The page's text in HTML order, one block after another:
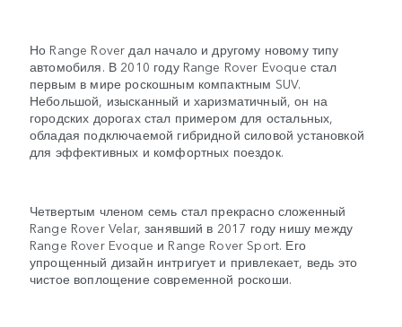
Но Range Rover дал начало и другому новому типу
автомобиля. В 2010 году Range Rover Evoque стал
первым в мире роскошным компактным SUV.
Небольшой, изысканный и харизматичный, он на
городских дорогах стал примером для остальных,
обладая подключаемой гибридной силовой установкой
для эффективных и комфортных поездок.
Четвертым членом семь стал прекрасно сложенный
Range Rover Velar, занявший в 2017 году нишу между
Range Rover Evoque и Range Rover Sport. Его
упрощенный дизайн интригует и привлекает, ведь это
чистое воплощение современной роскоши.